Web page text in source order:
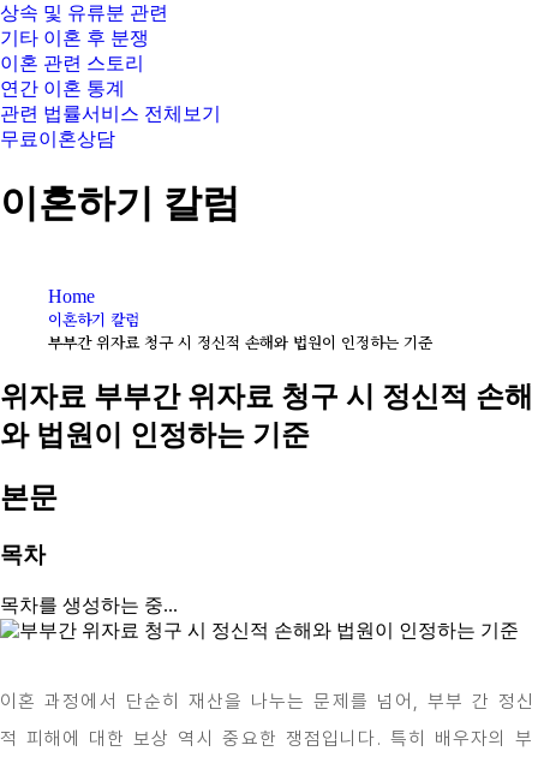
상속 및 유류분 관련
기타 이혼 후 분쟁
이혼 관련 스토리
연간 이혼 통계
관련 법률서비스 전체보기
무료이혼상담
이혼하기 칼럼
Home
이혼하기 칼럼
부부간 위자료 청구 시 정신적 손해와 법원이 인정하는 기준
위자료 부부간 위자료 청구 시 정신적 손해
와 법원이 인정하는 기준
본문
목차
목차를 생성하는 중...
이혼 과정에서 단순히 재산을 나누는 문제를 넘어, 부부 간 정신
적 피해에 대한 보상 역시 중요한 쟁점입니다. 특히 배우자의 부